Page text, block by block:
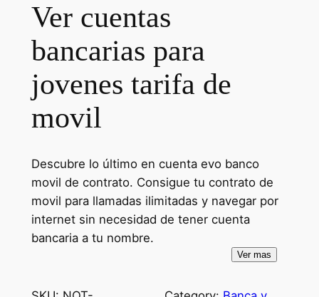
Ver cuentas
bancarias para
jovenes tarifa de
movil
Descubre lo último en cuenta evo banco
movil de contrato. Consigue tu contrato de
movil para llamadas ilimitadas y navegar por
internet sin necesidad de tener cuenta
bancaria a tu nombre.
Ver mas